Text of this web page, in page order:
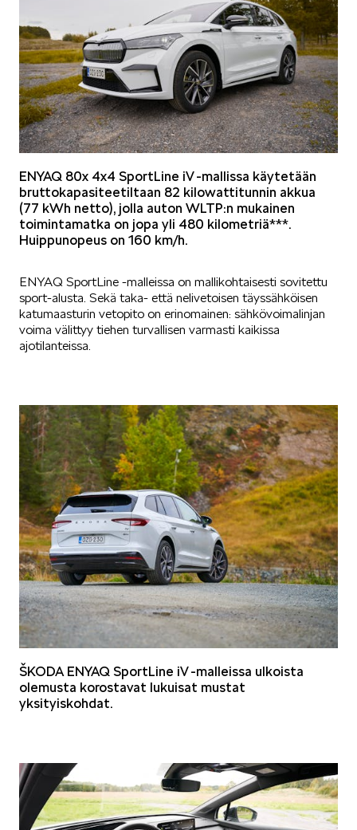
KOEAJOSSA
KAASUAUTOT
ŠKODA PALVELEE
VASTUULLISUUS
ENYAQ 80x 4x4 SportLine iV -mallissa käytetään
bruttokapasiteetiltaan 82 kilowattitunnin akkua
(77 kWh netto), jolla auton WLTP:n mukainen
toimintamatka on jopa yli 480 kilometriä***.
Huippunopeus on 160 km/h.
ENYAQ SportLine -malleissa on mallikohtaisesti sovitettu
sport-alusta. Sekä taka- että nelivetoisen täyssähköisen
katumaasturin vetopito on erinomainen: sähkövoimalinjan
voima välittyy tiehen turvallisen varmasti kaikissa
ajotilanteissa.
ŠKODA ENYAQ SportLine iV -malleissa ulkoista
olemusta korostavat lukuisat mustat
yksityiskohdat.